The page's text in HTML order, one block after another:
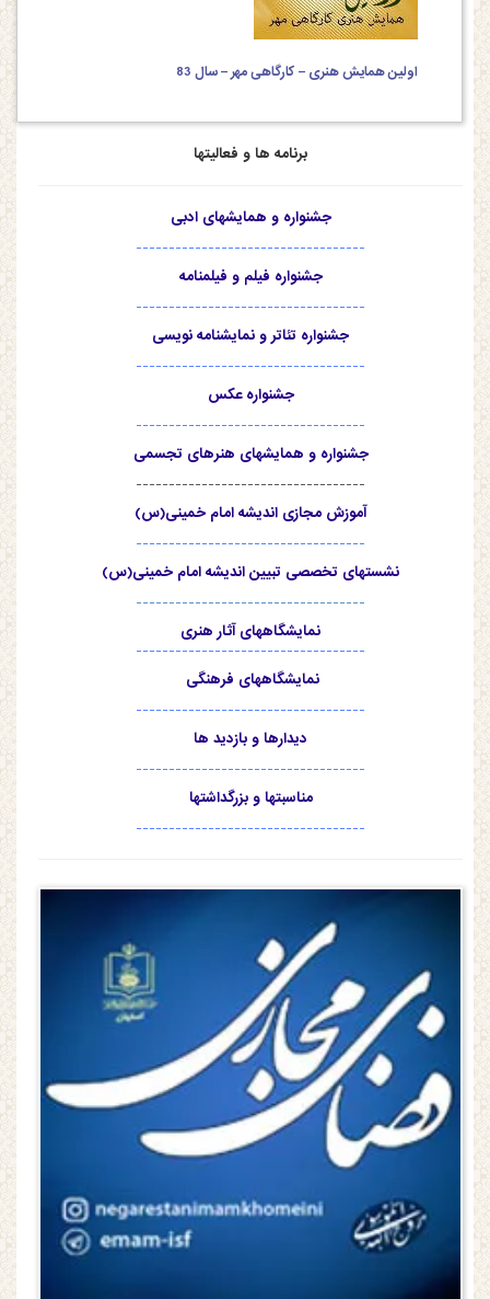
اولین همایش هنری – کارگاهی مهر – سال 83
برنامه ها و فعالیتها
جشنواره و همایشهای ادبی
-----------------------------------
جشنواره فیلم و فیلمنامه
-----------------------------------
جشنواره تئاتر و نمایشنامه نویسی
-----------------------------------
جشنواره عکس
-----------------------------------
جشنواره و همایشهای هنرهای تجسمی
-----------------------------------
آموزش مجازی اندیشه امام خمینی(س)
-----------------------------------
نشستهای تخصصی تبیین اندیشه امام خمینی(س)
-----------------------------------
نمایشگاههای آثار هنری
-----------------------------------
نمایشگاههای فرهنگی
-----------------------------------
دیدارها و بازدید ها
-----------------------------------
مناسبتها و بزرگداشتها
-----------------------------------